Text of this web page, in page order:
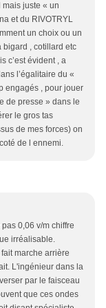
mais juste « un
et du RIVOTRYL
un choix ou un
bigard , cotillard etc
c’est évident , a
l’égalitaire du «
engagés , pour jouer
de presse » dans le
le gros tas
de mes forces) on
de l ennemi.
0,06 v/m chiffre
irréalisable.
marche arrière
L'ingénieur dans la
par le faisceau
que ces ondes